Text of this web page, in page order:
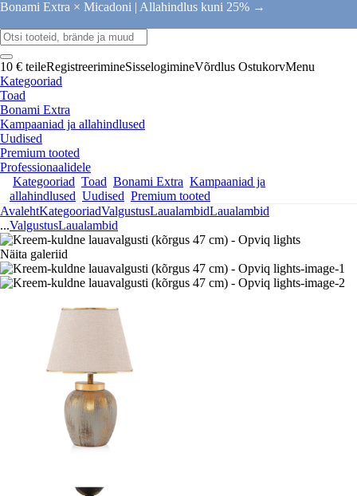
Bonami Extra × Micadoni | Allahindlus kuni 25% →
10 € teileRegistreerimineSisselogimineVõrdlus OstukorvMenu
Kategooriad
Toad
Bonami Extra
Kampaaniad ja allahindlused
Uudised
Premium tooted
Professionaalidele
Kategooriad Toad Bonami Extra Kampaaniad ja
allahindlused Uudised Premium tooted
AvalehtKategooriadValgustusLaualambidLaualambid
...ValgustusLaualambid
Näita galeriid